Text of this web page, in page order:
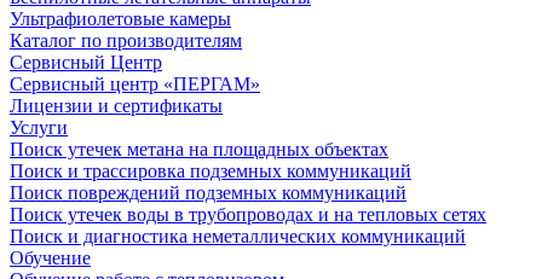
Ультрафиолетовые камеры
Каталог по производителям
Сервисный Центр
Сервисный центр «ПЕРГАМ»
Лицензии и сертификаты
Услуги
Поиск утечек метана на площадных объектах
Поиск и трассировка подземных коммуникаций
Поиск повреждений подземных коммуникаций
Поиск утечек воды в трубопроводах и на тепловых сетях
Поиск и диагностика неметаллических коммуникаций
Обучение